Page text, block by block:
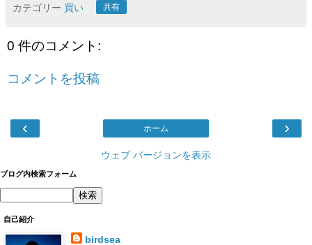
カテゴリー 買い 共有
0 件のコメント:
コメントを投稿
‹ ›
ホーム
ウェブ バージョンを表示
ブログ内検索フォーム
自己紹介
birdsea